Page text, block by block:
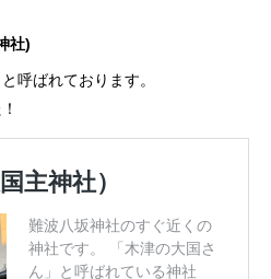
社)
呼ばれております。